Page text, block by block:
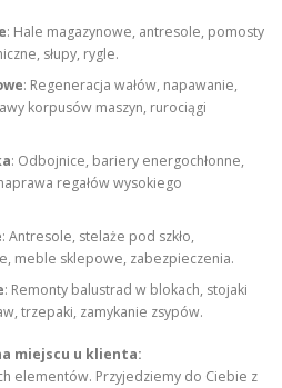
: Hale magazynowe, antresole, pomosty
słupy, rygle.
: Regeneracja wałów, napawanie,
korpusów maszyn, rurociągi
: Odbojnice, bariery energochłonne,
regałów wysokiego
: Antresole, stelaże pod szkło,
meble sklepowe, zabezpieczenia.
: Remonty balustrad w blokach, stojaki
trzepaki, zamykanie zsypów.
miejscu u klienta:
elementów. Przyjedziemy do Ciebie z